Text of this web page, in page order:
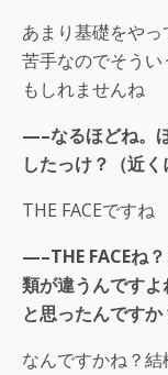
あまり基礎をや
苦手なのでそう
もしれませんね
—–なるほどね。
したっけ？（近く
THE FACEですね
—–THE FACEね
類が違うんです
と思ったんですか
なんですかね？